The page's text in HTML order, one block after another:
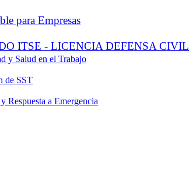
para Empresas
ITSE - LICENCIA DEFENSA CIVIL
y Salud en el Trabajo
de SST
Respuesta a Emergencia